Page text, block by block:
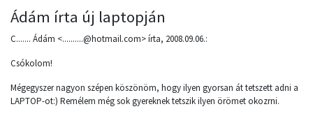
Ádám írta új laptopján
C....... Ádám <..........@hotmail.com> írta, 2008.09.06.:
Csókolom!
Mégegyszer nagyon szépen köszönöm, hogy ilyen gyorsan át tetszett adni a
LAPTOP-ot:) Remélem még sok gyereknek tetszik ilyen örömet okozrni.